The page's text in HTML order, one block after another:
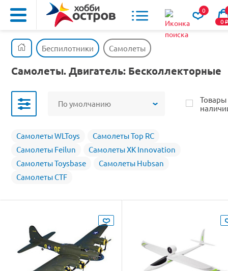
0
0o
Беспилотники Самолеты
Самолеты. Двигатель: Бесколлекторные
По умолчанию
Товары
Самолеты WLToys
Самолеты Top RC
Самолеты Feilun
Самолеты XK Innovation
Самолеты Toysbase
Самолеты Hubsan
Самолеты CTF